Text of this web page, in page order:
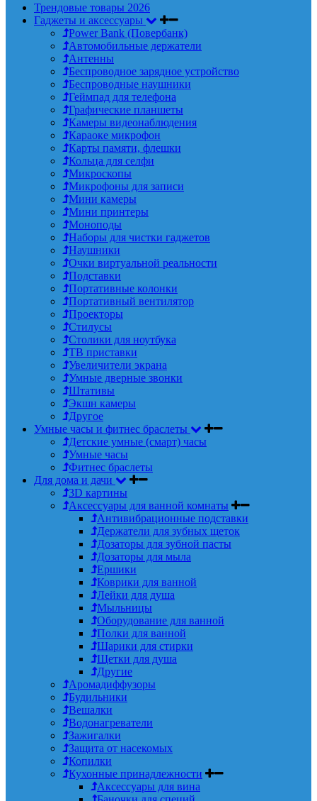
Трендовые товары 2026
Гаджеты и аксессуары
Power Bank (Повербанк)
Автомобильные держатели
Антенны
Беспроводное зарядное устройство
Беспроводные наушники
Геймпад для телефона
Графические планшеты
Камеры видеонаблюдения
Караоке микрофон
Карты памяти, флешки
Кольца для селфи
Микроскопы
Микрофоны для записи
Мини камеры
Мини принтеры
Моноподы
Наборы для чистки гаджетов
Наушники
Очки виртуальной реальности
Подставки
Портативные колонки
Портативный вентилятор
Проекторы
Стилусы
Столики для ноутбука
ТВ приставки
Увеличители экрана
Умные дверные звонки
Штативы
Экшн камеры
Другое
Умные часы и фитнес браслеты
Детские умные (смарт) часы
Умные часы
Фитнес браслеты
Для дома и дачи
3D картины
Аксессуары для ванной комнаты
Антивибрационные подставки
Держатели для зубных щеток
Дозаторы для зубной пасты
Дозаторы для мыла
Ершики
Коврики для ванной
Лейки для душа
Мыльницы
Оборудование для ванной
Полки для ванной
Шарики для стирки
Щетки для душа
Другие
Аромадиффузоры
Будильники
Вешалки
Водонагреватели
Зажигалки
Защита от насекомых
Копилки
Кухонные принадлежности
Аксессуары для вина